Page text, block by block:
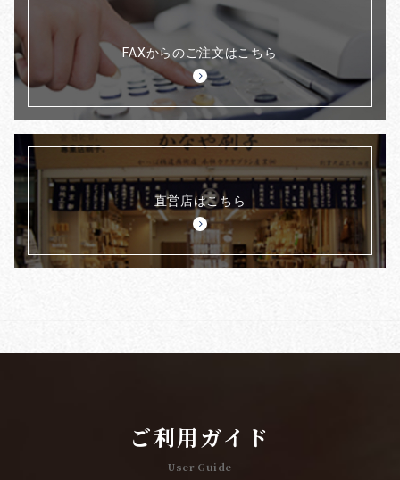
FAXからのご注文はこちら
直営店はこちら
ご利用ガイド
User Guide